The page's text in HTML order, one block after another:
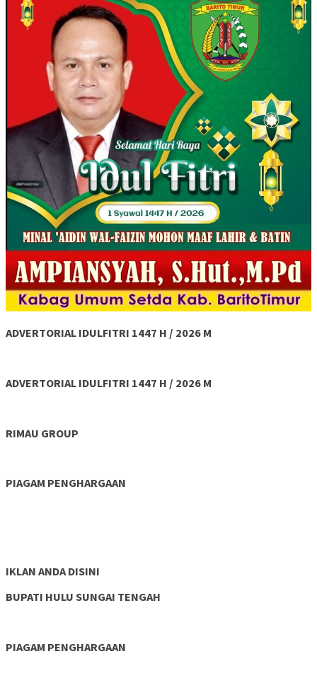
ADVERTORIAL IDULFITRI 1447 H / 2026 M
ADVERTORIAL IDULFITRI 1447 H / 2026 M
RIMAU GROUP
PIAGAM PENGHARGAAN
IKLAN ANDA DISINI
BUPATI HULU SUNGAI TENGAH
PIAGAM PENGHARGAAN